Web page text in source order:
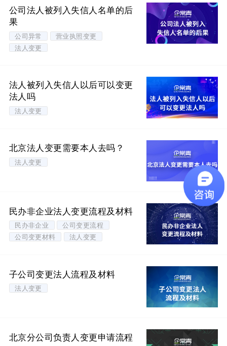
公司法人被列入失信人名单的后
果
公司异常
营业执照变更
法人变更
法人被列入失信人以后可以变更
法人吗
法人变更
北京法人变更需要本人去吗？
法人变更
民办非企业法人变更流程及材料
民办非企业
公司变更流程
公司变更材料
法人变更
子公司变更法人流程及材料
法人变更
北京分公司负责人变更申请流程